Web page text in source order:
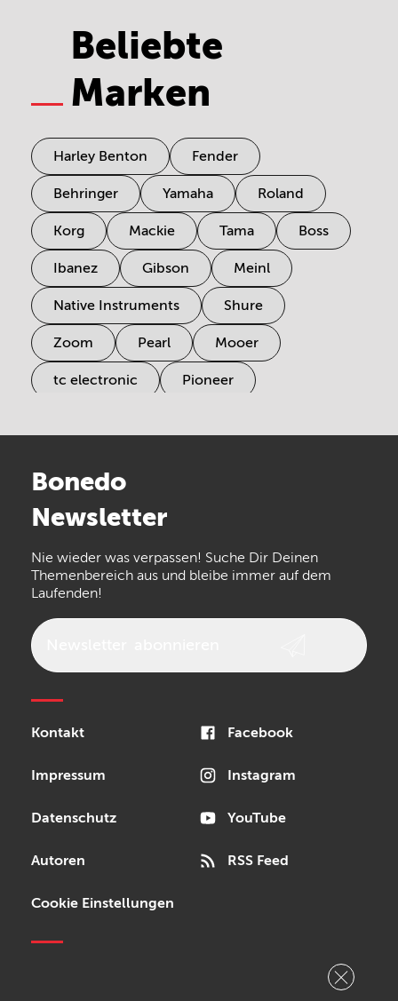
Beliebte
Marken
Harley Benton Fender
Behringer Yamaha Roland
Korg Mackie Tama Boss
Ibanez Gibson Meinl
Native Instruments Shure
Zoom Pearl Mooer
tc electronic Pioneer
Arturia
the t.bone
Walrus Audio Epiphone
Bonedo
Newsletter
Nie wieder was verpassen! Suche Dir Deinen
Themenbereich aus und bleibe immer auf dem
Laufenden!
Kontakt
Impressum
Datenschutz
Autoren
Cookie Einstellungen
Facebook
Instagram
YouTube
RSS Feed